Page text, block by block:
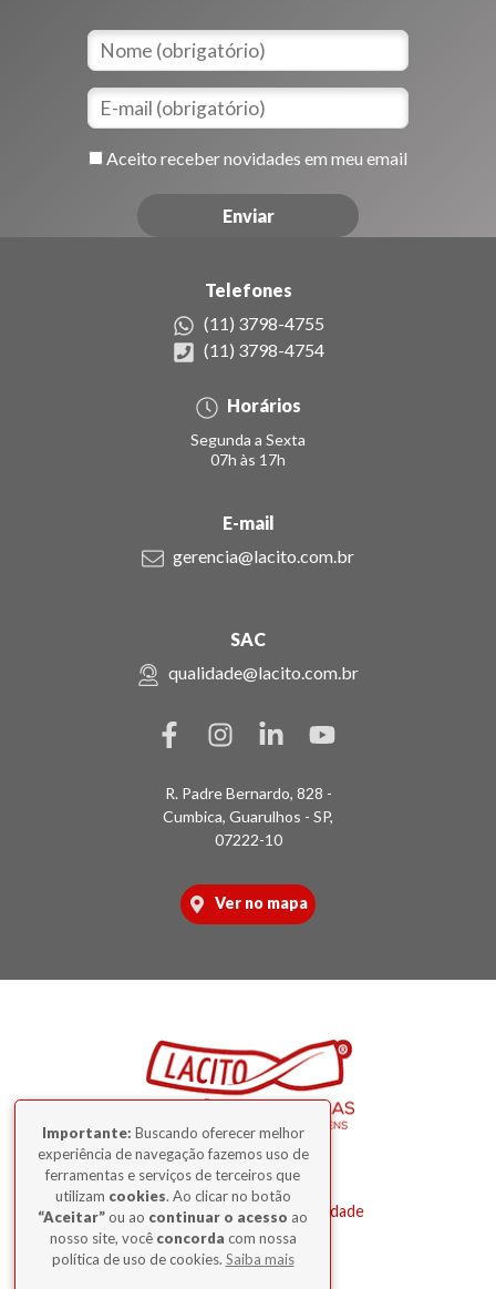
Importante: Buscando oferecer melhor
experiência de navegação fazemos uso de
ferramentas e serviços de terceiros que
utilizam cookies. Ao clicar no botão
“Aceitar” ou ao continuar o acesso ao
nosso site, você concorda com nossa
política de uso de cookies. Saiba mais
Aceito receber novidades em meu email
Telefones
(11) 3798-4755
(11) 3798-4754
Horários
Segunda a Sexta
07h às 17h
E-mail
gerencia@lacito.com.br
SAC
qualidade@lacito.com.br
R. Padre Bernardo, 828 -
Cumbica, Guarulhos - SP,
07222-10
Ver no mapa
2026 © Lacito — Todos os direitos
reservados.
Leia nossaPolítica de Privacidade